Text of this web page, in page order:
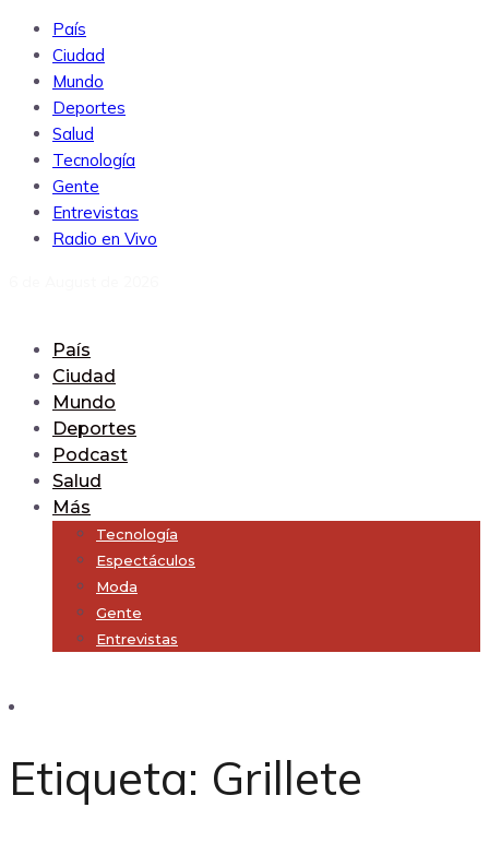
País
Ciudad
Mundo
Deportes
Salud
Tecnología
Gente
Entrevistas
Radio en Vivo
País
Ciudad
Mundo
Deportes
Podcast
Salud
Más
Tecnología
Espectáculos
Moda
Gente
Entrevistas
Etiqueta: Grillete